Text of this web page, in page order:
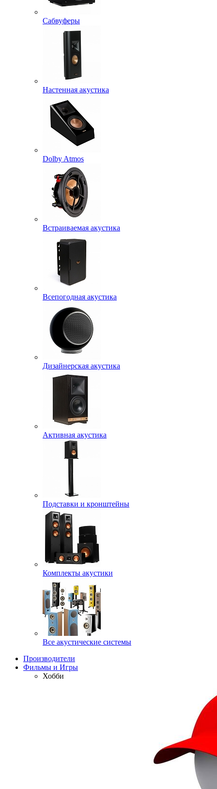
Сабвуферы
Настенная акустика
Dolby Atmos
Встраиваемая акустика
Всепогодная акустика
Дизайнерская акустика
Активная акустика
Подставки и кронштейны
Комплекты акустики
Все акустические системы
Производители
Фильмы и Игры
Хобби